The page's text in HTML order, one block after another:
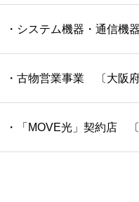
・システム機器・通信機
・古物営業事業 〔大阪
・「MOVE光」契約店